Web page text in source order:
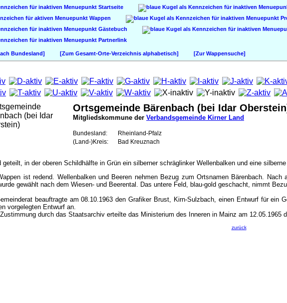
Startseite
Wappen
Gästebuch
Partnerlink
Bundesland] [Zum Gesamt-Orte-Verzeichnis alphabetisch] [Zur Wappensuche]
Ortsgemeinde Bärenbach (bei Idar
Mitgliedskommune der Verbandsgemeinde Kirner Land
Bundesland:
Rheinland-Pfalz
(Land-)Kreis:
Bad Kreuznach
geteilt, in der oberen Schildhälfte in Grün ein silberner schräglinker Wellenbalken und eine
ist redend. Wellenbalken und Beeren nehmen Bezug zum Ortsnamen Bärenbach.
gewählt nach dem Wiesen- und Beerental. Das untere Feld, blau-gold geschacht, nimmt
beauftragte am 08.10.1963 den Grafiker Brust, Kirn-Sulzbach, einen Entwurf für ein
vorgelegten Entwurf an.
durch das Staatsarchiv erteilte das Ministerium des Inneren in Mainz am 12.05.1965
zurück